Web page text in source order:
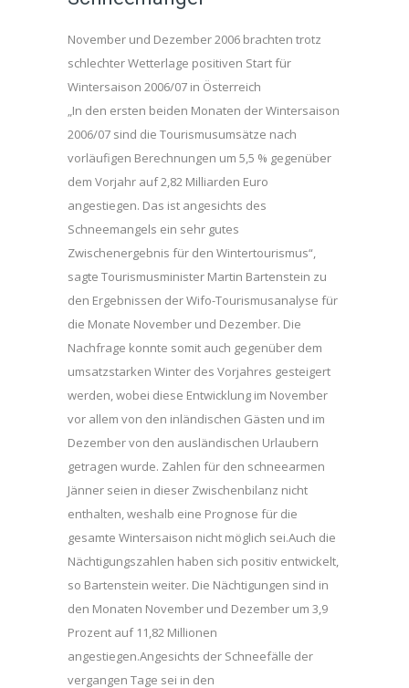
November und Dezember 2006 brachten trotz
schlechter Wetterlage positiven Start für
Wintersaison 2006/07 in Österreich
„In den ersten beiden Monaten der Wintersaison
2006/07 sind die Tourismusumsätze nach
vorläufigen Berechnungen um 5,5 % gegenüber
dem Vorjahr auf 2,82 Milliarden Euro
angestiegen. Das ist angesichts des
Schneemangels ein sehr gutes
Zwischenergebnis für den Wintertourismus“,
sagte Tourismusminister Martin Bartenstein zu
den Ergebnissen der Wifo-Tourismusanalyse für
die Monate November und Dezember. Die
Nachfrage konnte somit auch gegenüber dem
umsatzstarken Winter des Vorjahres gesteigert
werden, wobei diese Entwicklung im November
vor allem von den inländischen Gästen und im
Dezember von den ausländischen Urlaubern
getragen wurde. Zahlen für den schneearmen
Jänner seien in dieser Zwischenbilanz nicht
enthalten, weshalb eine Prognose für die
gesamte Wintersaison nicht möglich sei.Auch die
Nächtigungszahlen haben sich positiv entwickelt,
so Bartenstein weiter. Die Nächtigungen sind in
den Monaten November und Dezember um 3,9
Prozent auf 11,82 Millionen
angestiegen.Angesichts der Schneefälle der
vergangen Tage sei in den